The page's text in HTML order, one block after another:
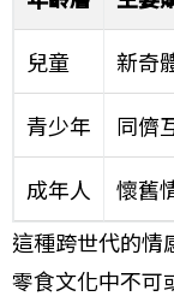
兒童 新奇
青少年 同儕
成年人 懷舊
這種跨世代的情
零食文化中不可